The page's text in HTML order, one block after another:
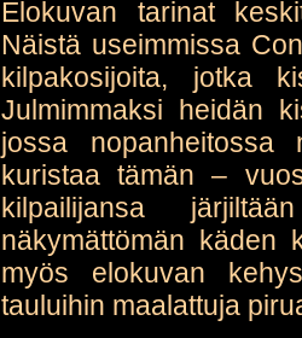
Elokuvan tarinat
Näistä useimmissa
kilpakosijoita, jotka
Julmimmaksi heidän
jossa nopanheitossa
kuristaa tämän –
kilpailijansa
näkymättömän käden
myös elokuvan
tauluihin maalattuja